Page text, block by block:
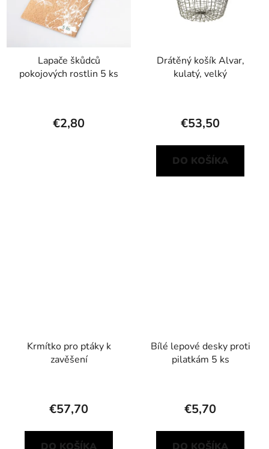
Lapače škůdců
pokojových rostlin 5 ks
€2,80
Drátěný košík Alvar,
kulatý, velký
€53,50
DO KOŠÍKA
Krmítko pro ptáky k
zavěšení
€57,70
Bílé lepové desky proti
pilatkám 5 ks
€5,70